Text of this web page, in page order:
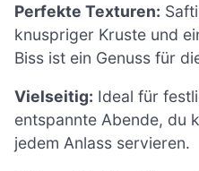
Perfekte Texturen:
knuspriger Kruste und
Biss ist ein Genuss für
Vielseitig: Ideal für
entspannte Abende, du
jedem Anlass servieren.